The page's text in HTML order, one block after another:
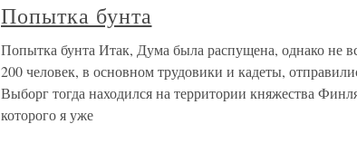
Попытка бунта
Попытка бунта Итак, Дума была распущена, однако не
200 человек, в основном трудовики и кадеты,
Выборг тогда находился на территории княжества
которого я уже